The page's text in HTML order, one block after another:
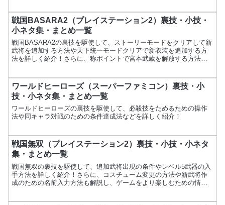
戦国BASARA2（プレイステーション2）裏技・小技・
小ネタ集・まとめ一覧
戦国BASARA2の裏技を駆使して、ストーリーモードをクリアして新
武将を追加する方法や天下統一モードクリアで新衣装を追加する方
法を詳しく紹介！さらに、称ポイントで宮本武蔵を解放する方法や
ワールドヒーローズ（スーパーファミコン）裏技・小
技・小ネタ集・まとめ一覧
ワールドヒーローズの裏技を駆使して、必殺技をためるための操作
法や同キャラ対戦のための条件達成法などを詳しく紹介！
戦国無双（プレイステーション2）裏技・小技・小ネタ
集・まとめ一覧
戦国無双の裏技を駆使して、追加武将出現の条件やレベル5武器の入
手方法を詳しく紹介！さらに、コスチューム変更の方法や新武将作
成のための名前入力方法も解説し、ゲームをより楽しむための情報